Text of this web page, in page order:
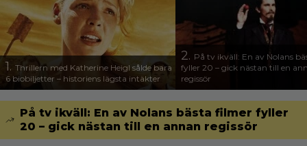
1. Thrillern med Katherine Heigl sålde bara
6 biobiljetter – historiens lägsta intäkter
2. På tv ikväll: En av Nolans
fyller 20 – gick nästan till en
regissör
På tv ikväll: En av Nolans bästa filmer fyller
20 – gick nästan till en annan regissör